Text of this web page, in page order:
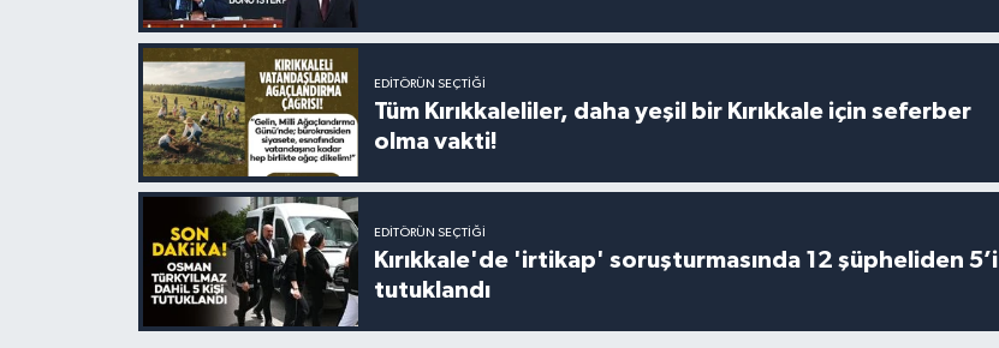
EDITÖRÜN SEÇTIĞI
Tüm Kırıkkaleliler, daha yeşil bir Kırıkkale için seferber
olma vakti!
EDITÖRÜN SEÇTIĞI
Kırıkkale'de 'irtikap' soruşturmasında 12 şüpheliden 5’i
tutuklandı